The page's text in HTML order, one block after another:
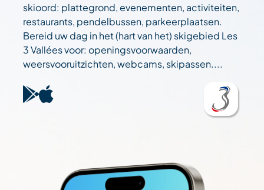
skioord: plattegrond, evenementen, activiteiten,
restaurants, pendelbussen, parkeerplaatsen.
Bereid uw dag in het (hart van het) skigebied Les
3 Vallées voor: openingsvoorwaarden,
weersvooruitzichten, webcams, skipassen....